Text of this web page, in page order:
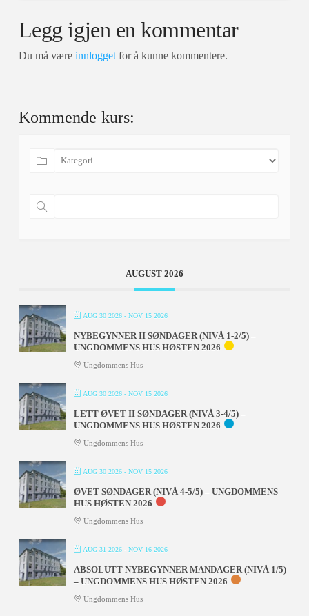
Legg igjen en kommentar
Du må være innloggetfor å kunne kommentere.
Kommende kurs:
AUGUST 2026
AUG 30 2026- NOV 15 2026
NYBEGYNNER II SØNDAGER (NIVÅ 1-2/5) –
UNGDOMMENS HUS HØSTEN 2026
Ungdommens Hus
AUG 30 2026- NOV 15 2026
LETT ØVET II SØNDAGER (NIVÅ 3-4/5) –
UNGDOMMENS HUS HØSTEN 2026
Ungdommens Hus
AUG 30 2026- NOV 15 2026
ØVET SØNDAGER (NIVÅ 4-5/5) – UNGDOMMENS
HUS HØSTEN 2026
Ungdommens Hus
AUG 31 2026- NOV 16 2026
ABSOLUTT NYBEGYNNER MANDAGER (NIVÅ 1/5)
– UNGDOMMENS HUS HØSTEN 2026
Ungdommens Hus